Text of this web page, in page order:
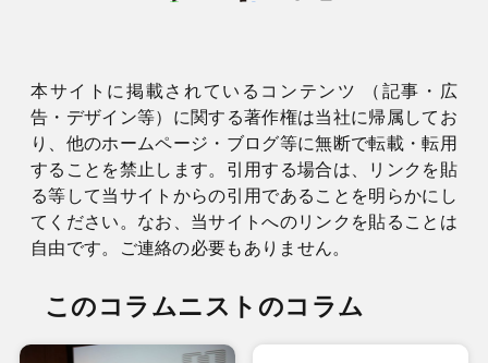
本サイトに掲載されているコンテンツ （記事・広
告・デザイン等）に関する著作権は当社に帰属してお
り、他のホームページ・ブログ等に無断で転載・転用
することを禁止します。引用する場合は、リンクを貼
る等して当サイトからの引用であることを明らかにし
てください。なお、当サイトへのリンクを貼ることは
自由です。ご連絡の必要もありません。
このコラムニストのコラム